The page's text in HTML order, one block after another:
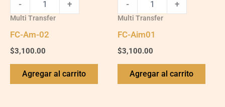
- +
Multi Transfer
FC-Am-02
$3,100.00
Agregar al carrito
- +
Multi Transfer
FC-Aim01
$3,100.00
Agregar al carrito